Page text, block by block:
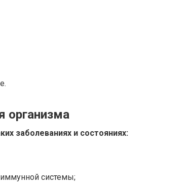
организма
заболеваниях и состояниях:
системы;